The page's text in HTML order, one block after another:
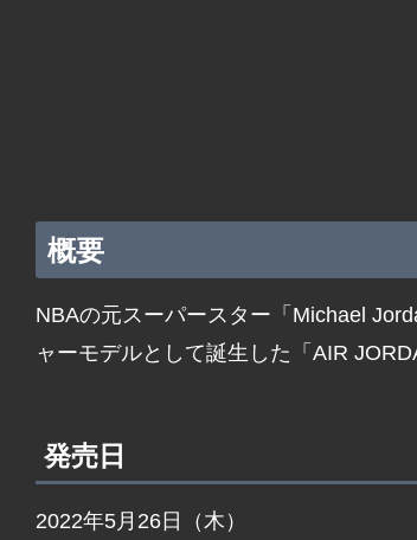
概要
NBAの元スーパースター「Michael
ャーモデルとして誕生した「AIR
発売日
2022年5月26日（木）